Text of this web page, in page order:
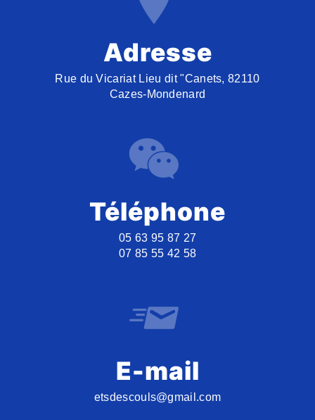
Adresse
Rue du Vicariat Lieu dit "Canets, 82110
Cazes-Mondenard
Téléphone
05 63 95 87 27
07 85 55 42 58
E-mail
etsdescouls@gmail.com